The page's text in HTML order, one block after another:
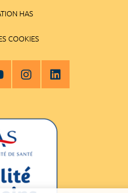
HAS
COOKIES